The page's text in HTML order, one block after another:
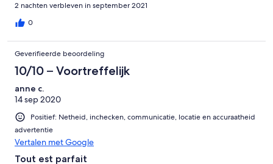
2 nachten verbleven in september 2021
0
Geverifieerde beoordeling
10/10 – Voortreffelijk
anne c.
14 sep 2020
Positief: Netheid, inchecken, communicatie, locatie en accuraatheid
advertentie
Vertalen met Google
Tout est parfait